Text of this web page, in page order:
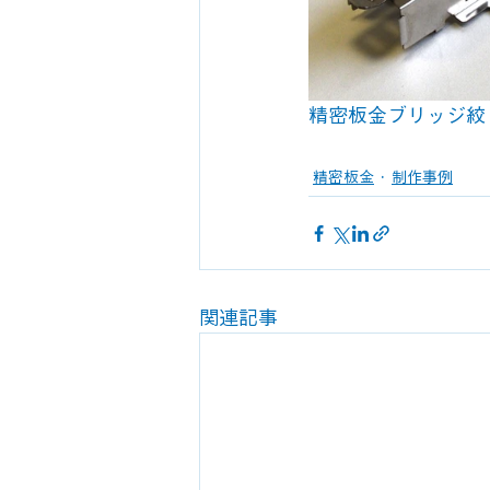
精密板金ブリッジ絞
精密板金 制作事例
関連記事